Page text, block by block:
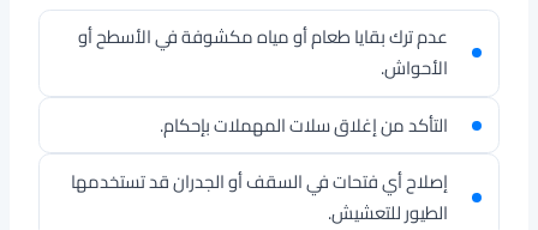
عدم ترك بقايا طعام أو مياه مكشوفة في الأسطح أو
الأحواش.
التأكد من إغلاق سلات المهملات بإحكام.
إصلاح أي فتحات في السقف أو الجدران قد تستخدمها
الطيور للتعشيش.